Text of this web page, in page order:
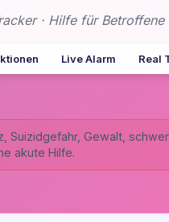
· Hilfe für
Live Alarm Real
Suizidgefahr, Gewalt,
akute Hilfe.